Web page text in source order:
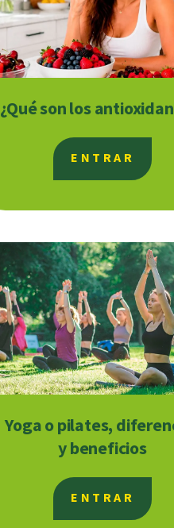
¿Qué son los
ENTRAR
Yoga o pilates,
y beneficios
ENTRAR